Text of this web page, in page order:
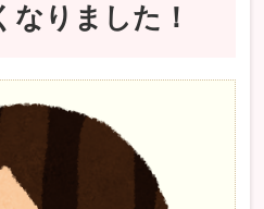
なりました！